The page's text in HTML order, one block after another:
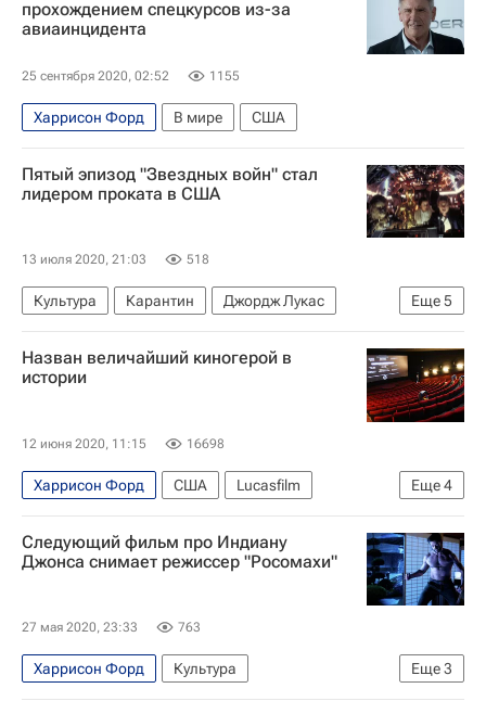
прохождением спецкурсов из-за
авиаинцидента
25 сентября 2020, 02:52 1155
Харрисон Форд В мире США
Пятый эпизод "Звездных войн" стал
лидером проката в США
13 июля 2020, 21:03 518
Еще5
Культура Карантин
Джордж Лукас
Марк Хэмилл
Новости культуры
Кэрри Фишер
Коронавирус COVID-19
Назван величайший киногерой в
истории
12 июня 2020, 11:15 16698
Еще4
Харрисон Форд США
Lucasfilm
Сигурни Уивер
Marvel Comics
Бэтмен
Культура
Следующий фильм про Индиану
Джонса снимает режиссер "Росомахи"
27 мая 2020, 23:33 763
Еще3
Харрисон Форд
Культура